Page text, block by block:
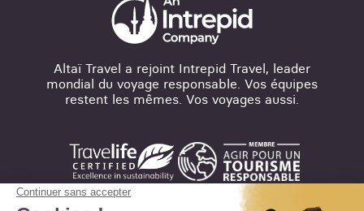
Altaï Travel a rejoint Intrepid Travel, leader
mondial du voyage responsable. Vos équipes
restent les mêmes. Vos voyages aussi.